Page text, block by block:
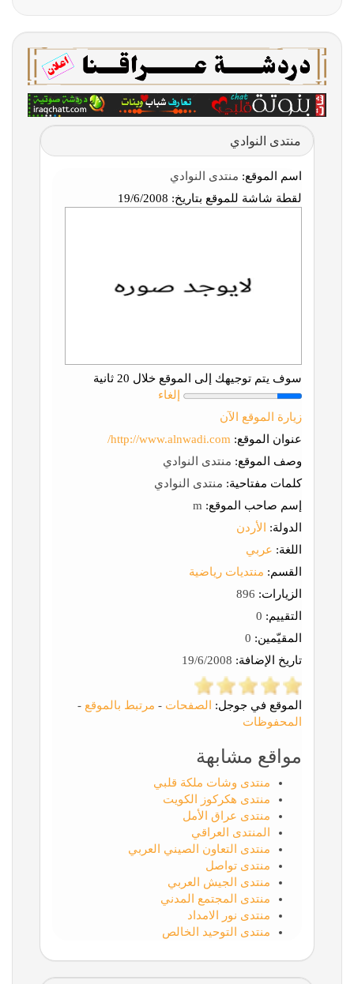
منتدى النوادي
اسم الموقع: منتدى النوادي
لقطة شاشة للموقع بتاريخ:
سوف يتم توجيهك إلى الموقع خلال 20 ثانية
إلغاء
زيارة الموقع الآن
عنوان الموقع: http://www.alnwadi.com/
وصف الموقع: منتدى النوادي
كلمات مفتاحية: منتدى النوادي
إسم صاحب الموقع:
الدولة:
الأردن
اللغة: عربي
القسم: منتديات رياضية
الزيارات:
التقييم:
المقيّمين:
تاريخ الإضافة:
الموقع في جوجل: الصفحات - مرتبط بالموقع -
المحفوظات
مواقع مشابهة
منتدى وشات ملكة قلبي
منتدى هكركوز الكويت
منتدى عراق الأمل
المنتدى العراقي
منتدى التعاون الصيني العربي
منتدى تواصل
منتدى الجيش العربي
منتدى المجتمع المدني
منتدى نور الامداد
منتدى التوحيد الخالص